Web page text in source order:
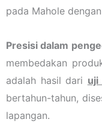
pada Mahole
Presisi dalam
membedakan
adalah hasil dari uji
bertahun-tahun,
lapangan.